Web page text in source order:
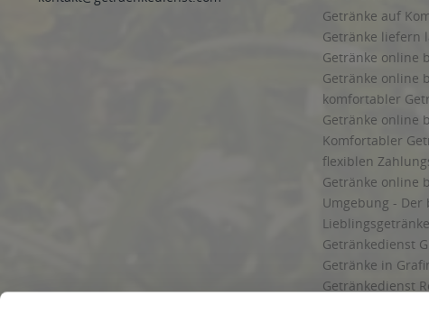
Getränke auf
Getränke liefern
Getränke online
Getränke online
komfortabler
Getränke online
Komfortabler
flexiblen
Getränke online
Umgebung - Der
Getränkedienst
Getränke in
Getränkedienst